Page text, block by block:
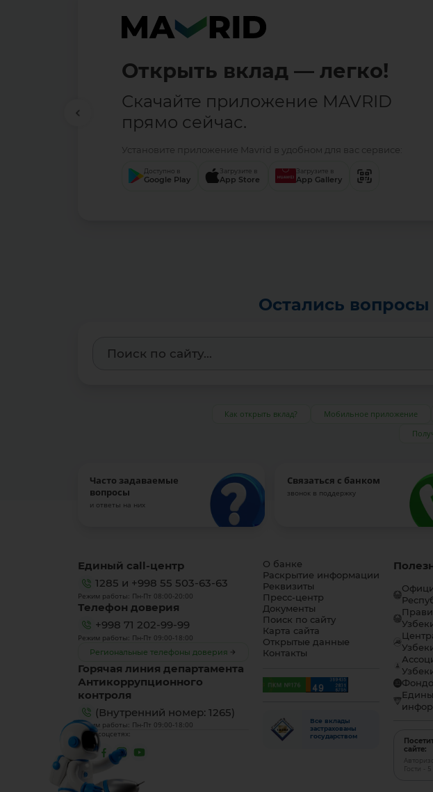
Открыть вклад — легко!
Скачайте приложение MAVRID
прямо сейчас.
Установите приложение Mavrid в удобном для вас сервисе:
Доступно в
Google Play
Загрузите в
App Store
Загрузите в
App Gallery
Остались
Как открыть вклад? Мобильное приложение
Часто задаваемые
вопросы
и ответы на них
Связаться с банком
звонок в поддержку
Единый call-центр
1285 и +998 55 503-63-63
Режим работы: Пн-Пт 08:00-20:00
Телефон доверия
+998 71 202-99-99
Режим работы: Пн-Пт 09:00-18:00
Региональные телефоны доверия
Горячая линия департамента
Антикоррупционного
контроля
(Внутренний номер: 1265)
Режим работы: Пн-Пт 09:00-18:00
Мы в соцсетях:
О банке
Раскрытие информации
Реквизиты
Пресс-центр
Документы
Поиск по сайту
Карта сайта
Открытые данные
Контакты
Все вклады
застрахованы
государством
сайте:
Гости - 5